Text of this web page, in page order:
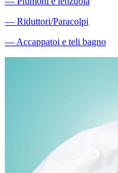
― Riduttori/Paracolpi
―Accappatoi e teli bagno